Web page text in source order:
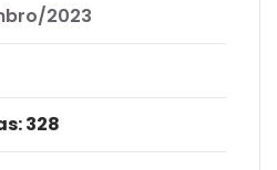
2023
: 328